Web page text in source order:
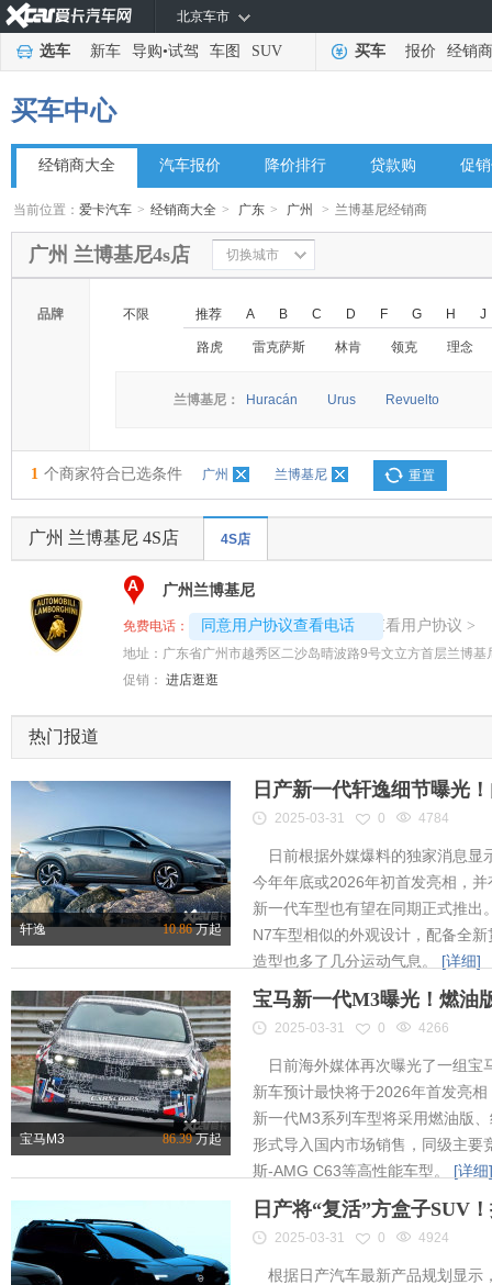
北京车市
选车 新车 导购•试驾 车图 SUV 买车 报价 经销商
买车中心
经销商大全 汽车报价 降价排行 贷款购 促
当前位置：爱卡汽车 > 经销商大全 > 广东 > 广州 > 兰博基尼经销商
广州 兰博基尼4s店 切换城市
品牌 不限 推荐 A B C D F G H J
路虎 雷克萨斯 林肯 领克 理念
兰博基尼： Huracán Urus Revuelto
1 个商家符合已选条件 广州 兰博基尼 重置
广州 兰博基尼 4S店 4S店
A 广州兰博基尼
免费电话： 同意用户协议查看电话
4008192717-9944 查看用户协议 >
地址： 广东省广州市越秀区二沙岛晴波路9号文立方首层兰博基
促销： 进店逛逛
热门报道
轩逸 10.86万起
日产新一代轩逸细节曝光
2025-03-31 0 4784
日前根据外媒爆料的独家消息显
今年年底或2026年初首发亮相，
新一代车型也有望在同期正式推出
N7车型相似的外观设计，配备全
造型也多了几分运动气息。 [详细]
宝马M3 86.39万起
宝马新一代M3曝光！燃油
2025-03-31 0 4266
日前海外媒体再次曝光了一组宝
新车预计最快将于2026年首发亮
新一代M3系列车型将采用燃油版
形式导入国内市场销售，同级主要
斯-AMG C63等高性能车型。 [详细]
日产将“复活”方盒子SUV
2025-03-31 0 4924
根据日产汽车最新产品规划显示